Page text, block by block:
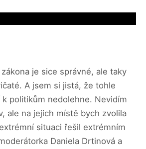
je sice správné, ale taky
A jsem si jistá, že tohle
politikům nedolehne. Nevidím
ale na jejich místě bych zvolila
situaci řešil extrémním
Daniela Drtinová a